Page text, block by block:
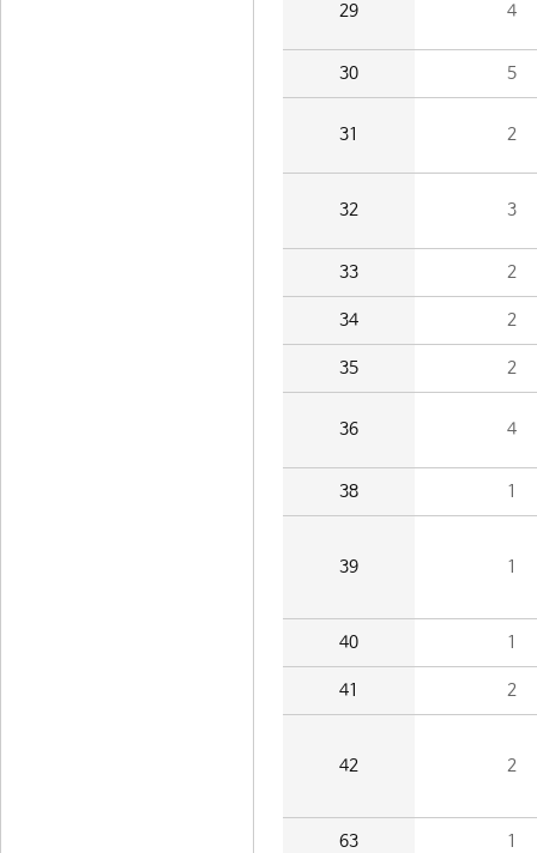
29 4
30 5
31 2
32 3
33 2
34 2
35 2
36 4
38 1
39 1
40 1
41 2
42 2
63 1